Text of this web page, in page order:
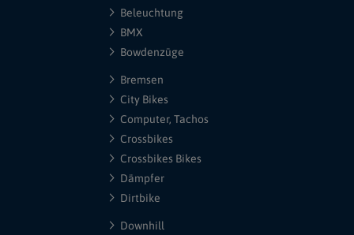
Beleuchtung
BMX
Bowdenzüge
Bremsen
City Bikes
Computer, Tachos
Crossbikes
Crossbikes Bikes
Dämpfer
Dirtbike
Downhill